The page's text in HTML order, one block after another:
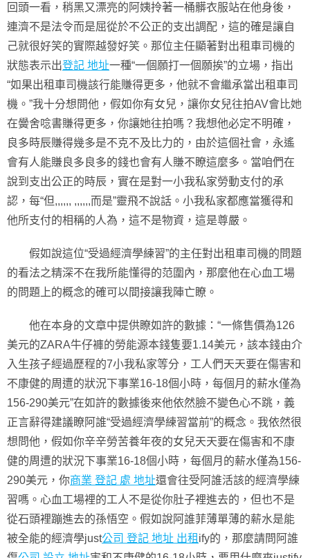
回頭一看，稍黑又漂亮的阿姨拎著一桶髒衣服站在他身後，
連濟不是法令而是屈從於不公正的支出調配，這的確是讓自
己就很好笑的實際越發好笑。那位主任顯著對出租車司機的
狀態表示出登記 地址一種“一個願打一個願挨”的立場，指出
“如果出租車司機該行能賺得更多，他就不會繼承當出租車司
機。”我十分想問他，假如你有女兒，讓你女兒往拍AV會比她
在黌舍唸書賺得更多，你讓她往拍嗎？我想他必定不明確，
良多時辰賺得幾多是不克不及比力的，由於這個社會，永遙
會有人能賺良多良多的錢也會有人賺不瞭這麼多。當咱們在
說到支出公正的時辰，實在是對一小我私家勞動支付的承
認，每“但,,,,,, ,,,,,,而是”靈飛不說話。小我私家都應當獲得和
他所支付的相稱的人為，這不是物資，這是尊嚴。
假如說這位“受過經濟學練習”的主任對出租車司機的問題
的看法之精深不在我所能懂得的范圍內，那麼他在心血工場
的問題上的概念的確可以間接讓我陣亡瞭。
他在本身的文章中提供瞭如許的數據：“一條售價為126
美元的ZARA牛仔褲的勞能源本錢隻要1.14美元，該本錢由介
入生孩子經過歷程的7小我私家等分，工人們天天要在傷害和
不康健的周遭的狀況下事業16-18個小時，每個月的薪水僅為
156-290美元”在如許的數據後來他依然臉不變色心不跳，義
正言辭得建議瞭阿誰“受過經濟學練習當前”的概念。我依然很
想問他，假如你辛辛勞苦養年夜的女兒天天要在傷害和不康
健的周遭的狀況下事業16-18個小時，每個月的薪水僅為156-
290美元，你商業 登記 處 地址還會往受阿誰活該的經濟學練
習嗎。心血工場裡的工人不是從你肚子裡進去的，但也不是
從石頭裡蹦進去的孫悟空。假如說阿誰菲薄單薄的薪水是能
被全能的經濟學just公司 登記 地址 出租 ify的，那麼請問阿誰